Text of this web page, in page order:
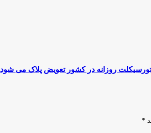
روزانه در کشور تعویض پلاک می شود
*